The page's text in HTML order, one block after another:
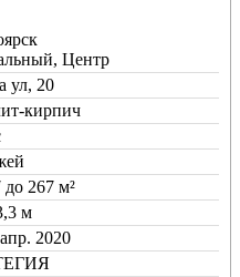
Центр
ул, 20
кирпич
267 м²
м
2020